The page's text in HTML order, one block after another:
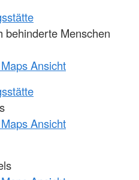
behinderte Menschen
Ansicht
Ansicht